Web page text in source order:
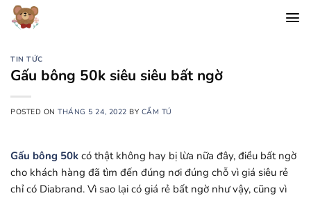
Chuyển
đến
dungTIN TỨC
Gấu bông 50k siêu siêu bất ngờ
POSTED ONTHÁNG 5 24, 2022 BY CẨM TÚ
Gấu bông 50k có thật không hay bị lừa nữa đây, điều bất ngờ
cho khách hàng đã tìm đến đúng nơi đúng chỗ vì giá siêu rẻ
chỉ có Diabrand. Vì sao lại có giá rẻ bất ngờ như vậy, cũng vì